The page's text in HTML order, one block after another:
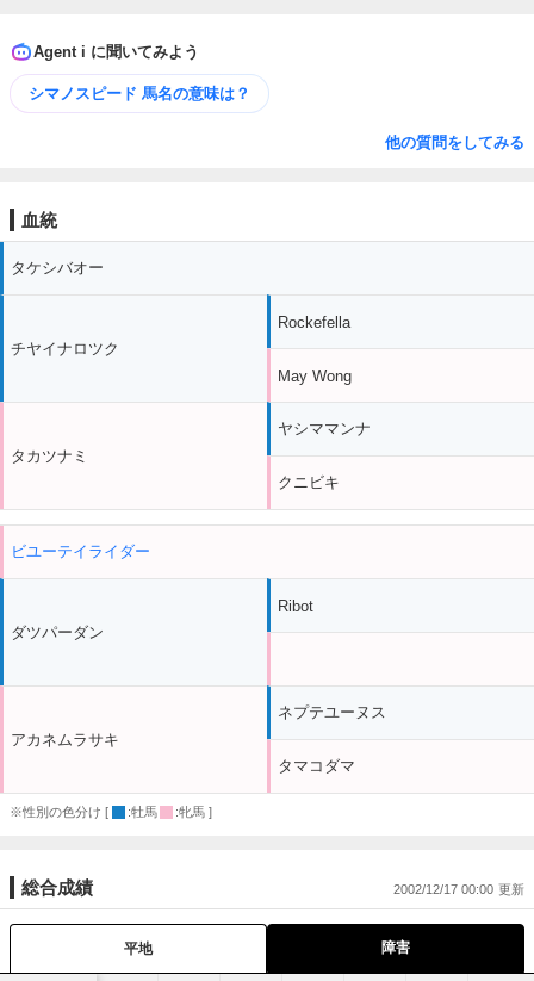
Agent i に聞いてみよう
シマノスピード 馬名の意味は？
他の質問をしてみる
血統
タケシバオー
チヤイナロツク
タカツナミ
Rockefella
May Wong
ヤシママンナ
クニビキ
ビユーテイライダー
ダツパーダン
アカネムラサキ
Ribot
ネプテユーヌス
タマコダマ
※性別の色分け [ :牡馬 :牝馬 ]
総合成績 2002/12/17 00:00
平地 障害